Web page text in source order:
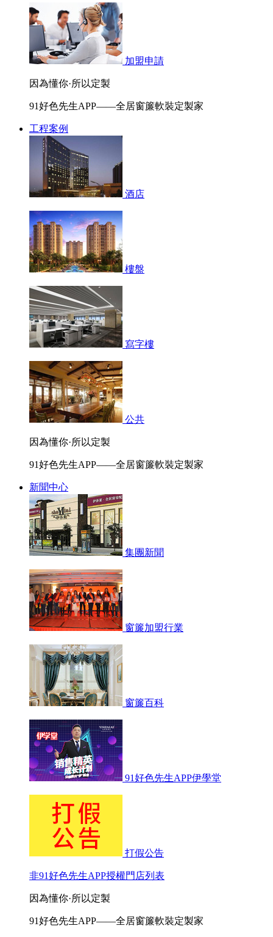
加盟申請
因為懂你·所以定製
91好色先生APP——全居窗簾軟裝定製家
工程案例
酒店
樓盤
寫字樓
公共
因為懂你·所以定製
91好色先生APP——全居窗簾軟裝定製家
新聞中心
集團新聞
窗簾加盟行業
窗簾百科
91好色先生APP伊學堂
打假公告
非91好色先生APP授權門店列表
因為懂你·所以定製
91好色先生APP——全居窗簾軟裝定製家